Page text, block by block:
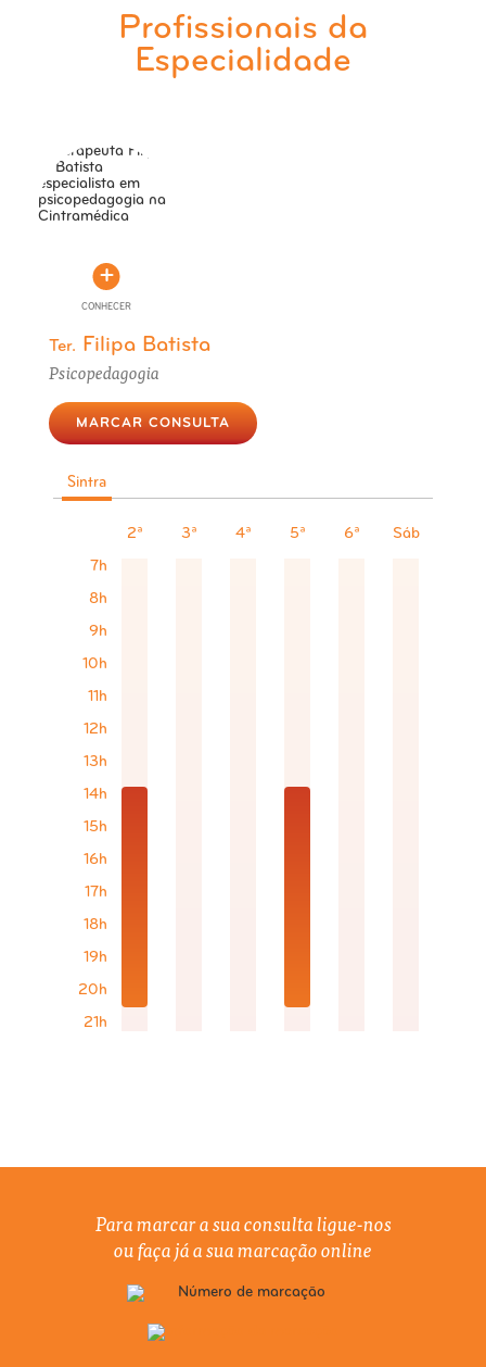
Profissionais da
Especialidade
CONHECER
Ter. Filipa Batista
Psicopedagogia
MARCAR CONSULTA
Sintra
2ª 3ª 4ª 5ª 6ª
Sáb
7h
8h
9h
10h
11h
12h
13h
14h
15h
16h
17h
18h
19h
20h
21h
Para marcar a sua consulta ligue-nos
ou faça já a sua marcação online